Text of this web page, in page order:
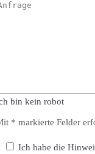
bin kein robot
* markierte Felder
Ich habe die